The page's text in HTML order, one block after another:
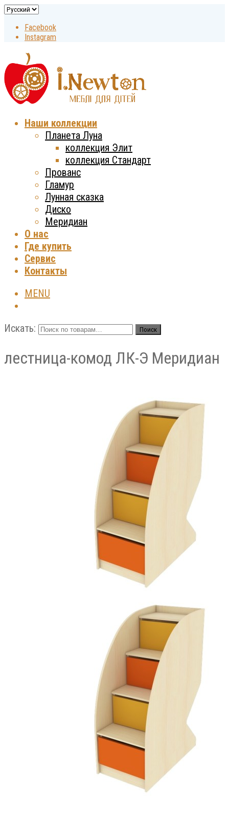
Facebook
Instagram
Наши коллекции
Планета Луна
коллекция Элит
коллекция Стандарт
Прованс
Гламур
Лунная сказка
Диско
Меридиан
О нас
Где купить
Сервис
Контакты
MENU
Искать: Поиск
лестница-комод ЛК-Э Меридиан